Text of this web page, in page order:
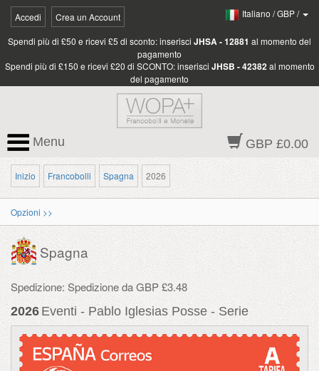
Accedi Crea un Account Italiano /GBP/
Spendi più di £50 e ricevi £5 di sconto: inserisci JHSA - 12881 al momento del
pagamento
Spendi più di £150 e ricevi £20 di SCONTO: inserisci JHSB - 42382 al momento
del pagamento
GBP £0.00
Menu
Inizio Francobolli Spagna 2026
Opzioni >>
Spagna
Spedizione: Spedizione da GBP £3.48
2026 Eventi - Pablo Iglesias Posse - Serie